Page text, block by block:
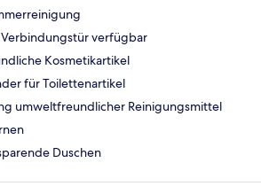
verfügbar
Kosmetikartikel
für Toilettenartikel
umweltfreundlicher Reinigungsmittel
Duschen